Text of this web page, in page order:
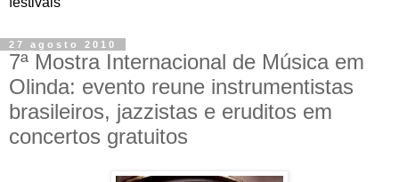
27 agosto 2010
7ª Mostra Internacional de Música em
Olinda: evento reune instrumentistas
brasileiros, jazzistas e eruditos em
concertos gratuitos